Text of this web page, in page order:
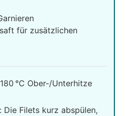
für zusätzlichen
°C Ober-/Unterhitze
Die Filets kurz abspülen,